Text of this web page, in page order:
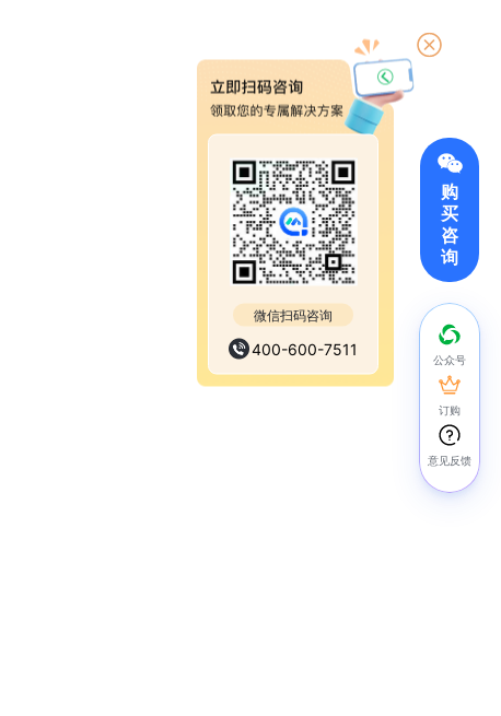
购
买
咨
询
微信扫码咨询
400-600-7511
公众号
订购
意见反馈